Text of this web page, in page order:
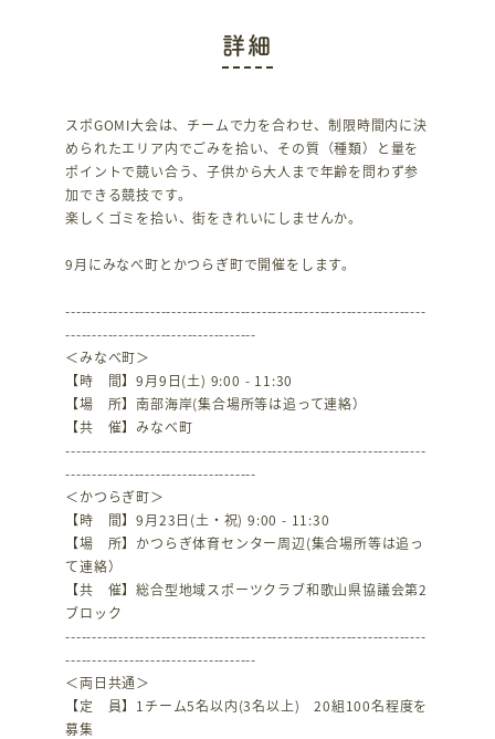
詳細
スポGOMI大会は、チームで力を合わせ、制限時間内に決
められたエリア内でごみを拾い、その質（種類）と量を
ポイントで競い合う、子供から大人まで年齢を問わず参
加できる競技です。
楽しくゴミを拾い、街をきれいにしませんか。
9月にみなべ町とかつらぎ町で開催をします。
--------------------------------------------------------------------
------------------------------------
＜みなべ町＞
【時 間】9月9日(土) 9:00 - 11:30
【場 所】南部海岸(集合場所等は追って連絡）
【共 催】みなべ町
--------------------------------------------------------------------
------------------------------------
＜かつらぎ町＞
【時 間】9月23日(土・祝) 9:00 - 11:30
【場 所】かつらぎ体育センター周辺(集合場所等は追っ
て連絡）
【共 催】総合型地域スポーツクラブ和歌山県協議会第2
ブロック
--------------------------------------------------------------------
------------------------------------
＜両日共通＞
【定 員】1チーム5名以内(3名以上) 20組100名程度を
募集